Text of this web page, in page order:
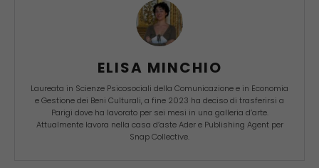
ELISA MINCHIO
Laureata in Scienze Psicosociali della Comunicazione e in Economia
e Gestione dei Beni Culturali, a fine 2023 ha deciso di trasferirsi a
Parigi dove ha lavorato per sei mesi in una galleria d’arte.
Attualmente lavora nella casa d’aste Ader e Publishing Agent per
Snap Collective.